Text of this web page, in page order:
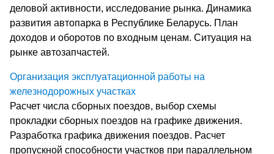
деловой активности, исследование рынка. Динамика
развития автопарка в Республике Беларусь. План
доходов и оборотов по входным ценам. Ситуация на
рынке автозапчастей.
Организация эксплуатационной работы на
железнодорожных участках
Расчет числа сборных поездов, выбор схемы
прокладки сборных поездов на графике движения.
Разработка графика движения поездов. Расчет
пропускной способности участков при параллельном